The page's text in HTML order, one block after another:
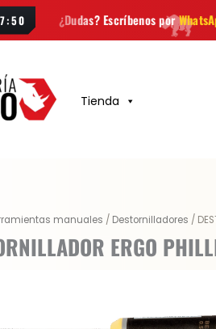
Escríbenos porWhatsApp Envío
Tienda
manuales / Destornilladores /
ERGO